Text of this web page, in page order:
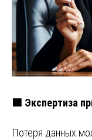
🟩 Экспертиза
Потеря данных